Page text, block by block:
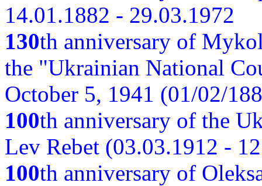
14.01.1882 - 29.03.1972
130th anniversary of
the "Ukrainian National
October 5, 1941 (01/02/
100th anniversary of the
Lev Rebet (03.03.1912 -
100th anniversary of